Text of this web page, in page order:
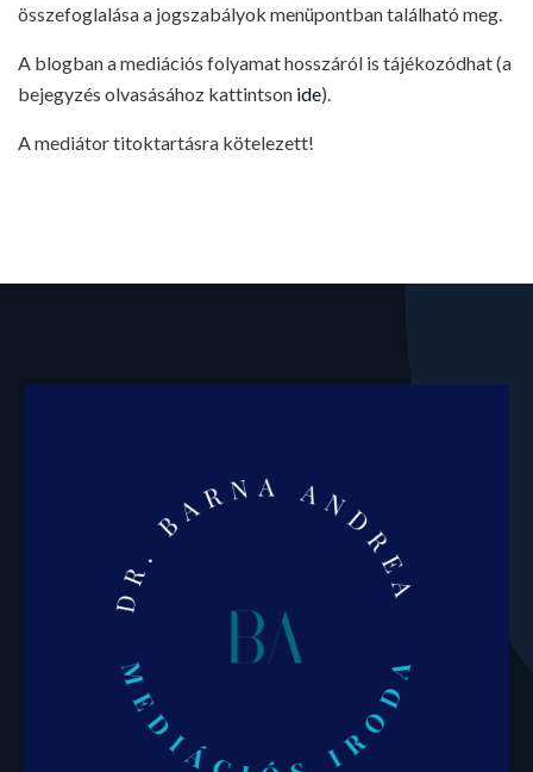
összefoglalása a jogszabályok menüpontban található meg.
A blogban a mediációs folyamat hosszáról is tájékozódhat (a
bejegyzés olvasásához kattintson ide).
A mediátor titoktartásra kötelezett!